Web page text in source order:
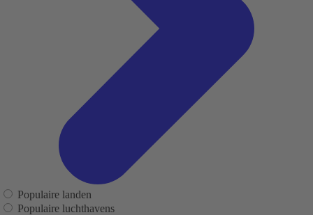
Populaire landen
Populaire luchthavens